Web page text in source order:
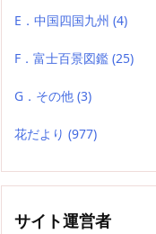
E．中国四国九州 (4)
F．富士百景図鑑 (25)
G．その他 (3)
花だより (977)
サイト運営者